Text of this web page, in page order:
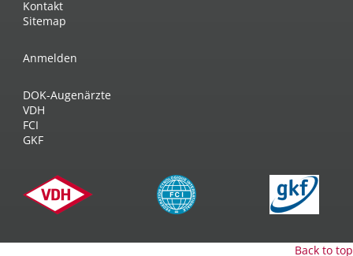
Kontakt
Sitemap
Anmelden
DOK-Augenärzte
VDH
FCI
GKF
Back to top